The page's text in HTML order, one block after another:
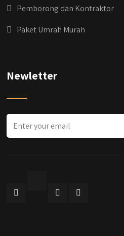
Pemborong dan Kontraktor
Paket Umrah Murah
Newletter